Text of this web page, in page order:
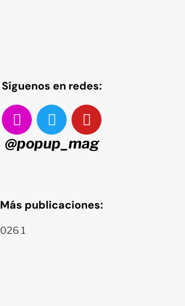
Síguenos en redes:
@popup_mag
Más publicaciones: